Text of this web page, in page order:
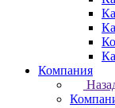
Компания